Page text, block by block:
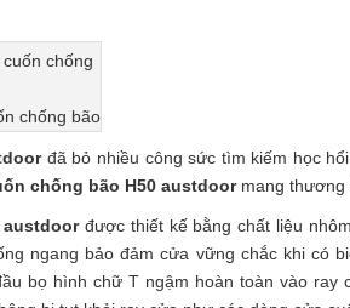
chống bão
đã bỏ nhiều công sức tìm kiếm học
chống bão H50 austdoormang thương
được thiết kế bằng chất liệu
ngang bảo đảm cửa vững chắc khi có
bọ hình chữ T ngậm hoàn toàn vào ray